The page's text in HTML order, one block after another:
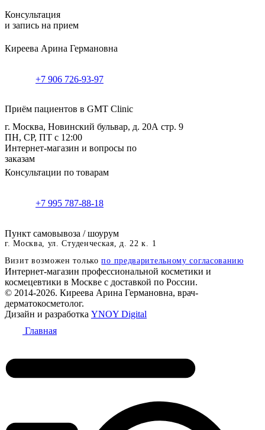
Консультация
и запись на прием
Киреева Арина Германовна
+7 906 726-93-97
Приём пациентов в GMT Clinic
г. Москва, Новинский бульвар, д. 20А стр. 9
ПН, СР, ПТ с 12:00
Интернет-магазин и вопросы по
заказам
Консультации по товарам
+7 995 787-88-18
Пункт самовывоза / шоурум
г. Москва, ул. Студенческая, д. 22 к. 1
Визит возможен толькопо предварительному согласованию
Интернет-магазин профессиональной косметики и
космецевтики в Москве с доставкой по России.
© 2014-2026. Киреева Арина Германовна, врач-
дерматокосметолог.
Дизайн и разработка YNOY Digital
Главная